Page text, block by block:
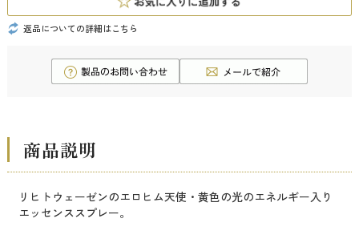
返品についての詳細はこちら
商品説明
リヒトウェーゼンのエロヒム天使・黄色の光のエネルギー入り
エッセンススプレー。